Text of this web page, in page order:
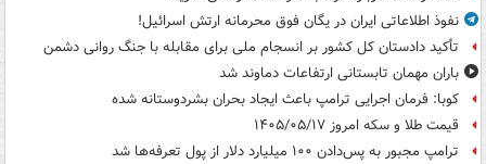
نفوذ اطلاعاتی ایران در یگان فوق محرمانه ارتش اسرائیل!
تأکید دادستان کل کشور بر انسجام ملی برای مقابله با جنگ روانی دشمن
باران مهمان تابستانی ارتفاعات دماوند شد
کوبا: فرمان اجرایی ترامپ باعث ایجاد بحران بشردوستانه شده
قیمت طلا و سکه امروز ۱۴۰۵/۰۵/۱۷
ترامپ مجبور به پس‌دادن ۱۰۰ میلیارد دلار از پول تعرفه‌ها شد